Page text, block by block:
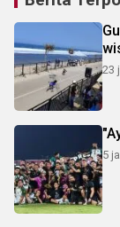
23
5